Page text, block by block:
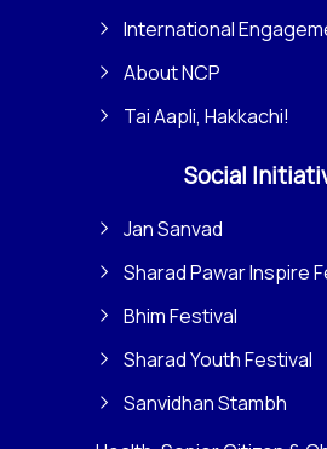
International
About NCP
Tai Aapli, Hakkachi!
Social
Jan Sanvad
Sharad Pawar Inspire
Bhim Festival
Sharad Youth Festival
Sanvidhan Stambh